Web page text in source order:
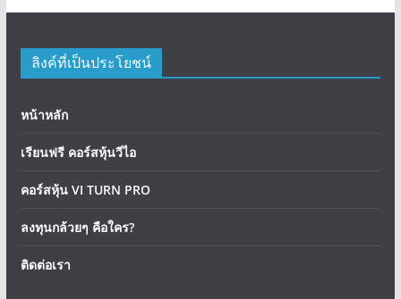
ลิงค์ที่เป็นประโยชน์
หน้าหลัก
เรียนฟรี คอร์สหุ้นวีไอ
คอร์สหุ้น VI TURN PRO
ลงทุนกล้วยๆ คือใคร?
ติดต่อเรา